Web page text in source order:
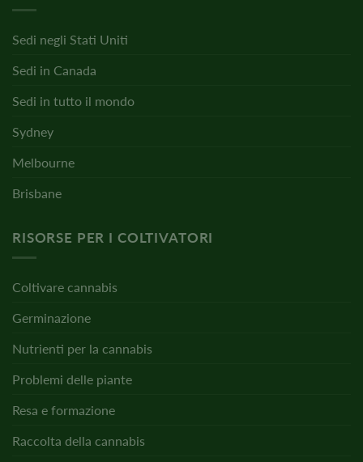
Sedi negli Stati Uniti
Sedi in Canada
Sedi in tutto il mondo
Sydney
Melbourne
Brisbane
RISORSE PER I COLTIVATORI
Coltivare cannabis
Germinazione
Nutrienti per la cannabis
Problemi delle piante
Resa e formazione
Raccolta della cannabis